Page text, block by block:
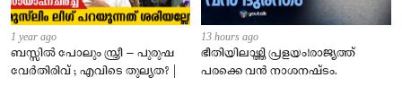
1 year ago
ബസ്സിൽ പോലും സ്ത്രീ – പുരുഷ
വേർതിരിവ് ; എവിടെ തുല്യത? |
13 hours ago
ഭീതിയിലാഴ്ത്തി പ്രളയം!രാജ്യത്ത്
പരക്കെ വൻ നാശനഷ്ടം.